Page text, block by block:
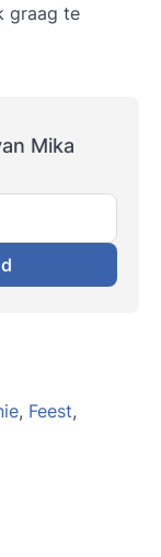
graag te
Mika
, Feest,